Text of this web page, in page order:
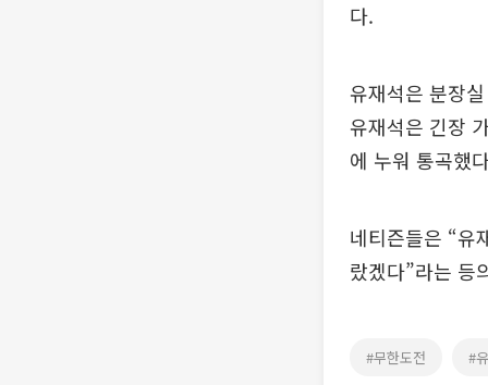
다.
유재석은 분장
유재석은 긴장
에 누워 통곡했
네티즌들은 “유
랐겠다”라는 등
#무한도전 #